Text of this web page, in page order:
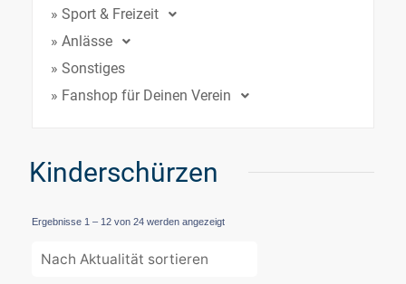
» Sport & Freizeit
» Anlässe
» Sonstiges
» Fanshop für Deinen Verein
Kinderschürzen
Ergebnisse 1 – 12 von 24 werden angezeigt